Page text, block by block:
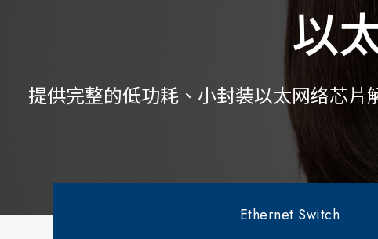
以
提供完整的低功耗、小封装以太网络芯
Ethernet Switch